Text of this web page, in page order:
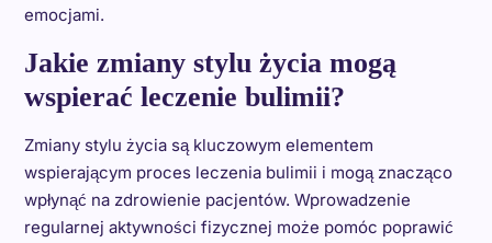
emocjami.
Jakie zmiany stylu życia mogą
wspierać leczenie bulimii?
Zmiany stylu życia są kluczowym elementem
wspierającym proces leczenia bulimii i mogą znacząco
wpłynąć na zdrowienie pacjentów. Wprowadzenie
regularnej aktywności fizycznej może pomóc poprawić